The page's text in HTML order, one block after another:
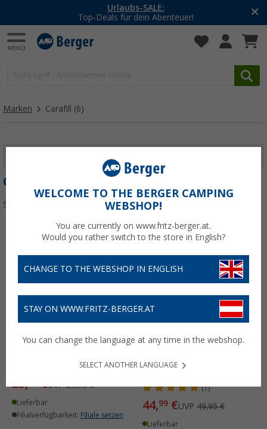
Urlaubs-SALE:
Top-Deals für dein Abenteuer!
Marken Carafill (6)
CARAFILL
Sortieren:
Wohnwagen / Boot mit
25, €UVP29,95 €
Lieferbar
Filialverfügbarkeit: Filiale setzen
Carafill Count Befüllfilter
Wohnmobil / Wohnwagen
Filterung / digitaler
(1)
44,99 €UVP 49,95 €
Lieferbar
WELCOME TO THE BERGER CAMPING
WEBSHOP!
You are currently on www.fritz-berger.at.
Would you rather switch to the store in English?
CHANGE TO THE WEBSHOP IN ENGLISH
STAY ON WWW.FRITZ-BERGER.AT
You can change the language at any time in the webshop.
SELECT ANOTHER LANGUAGE